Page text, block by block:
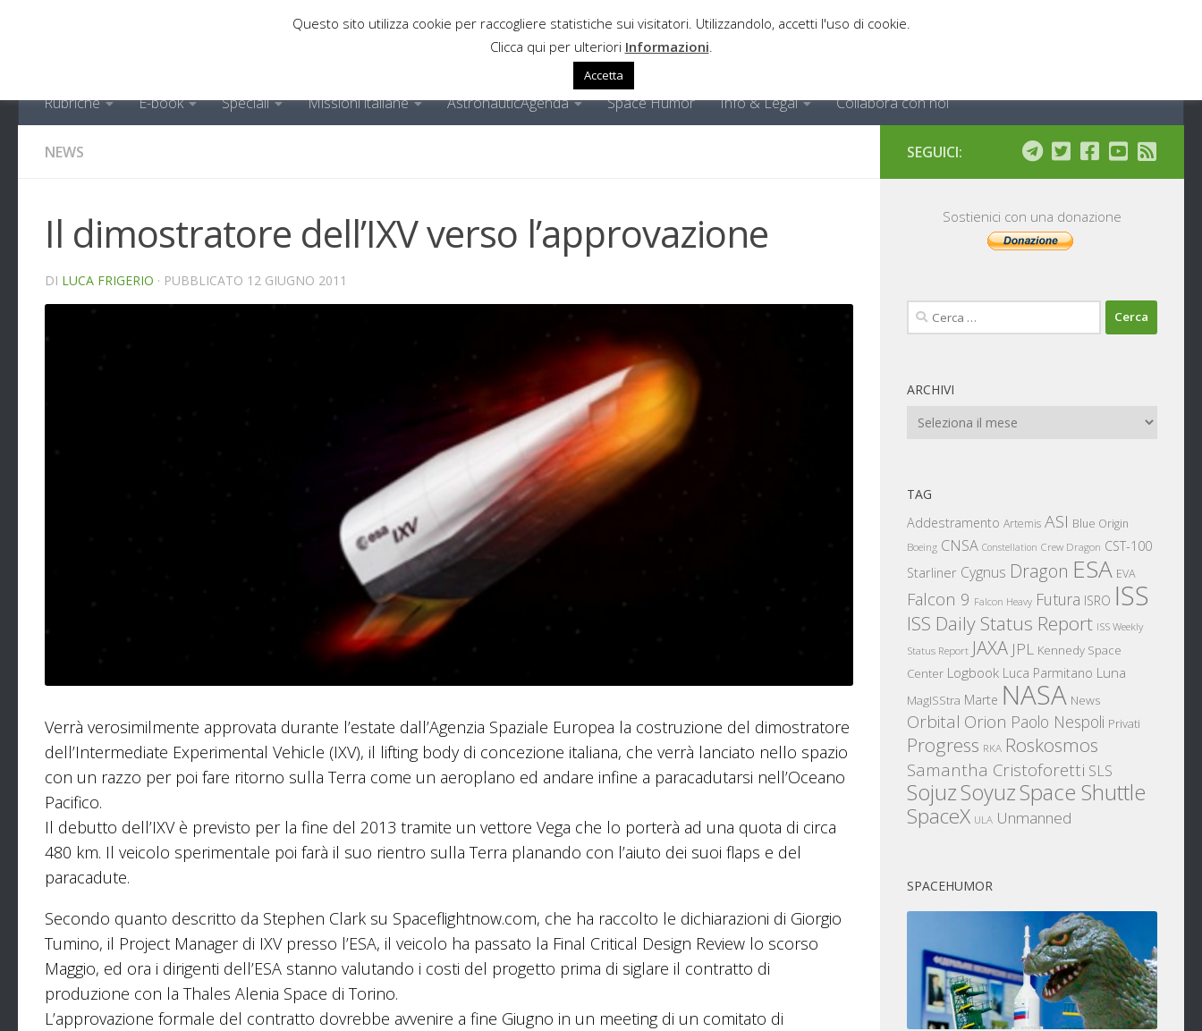
Rubriche E-book Speciali Missioni italiane AstronauticAgenda Space Humor Info & Legal Collabora con noi
NEWS
Il dimostratore dell’IXV verso l’approvazione
DI LUCA FRIGERIO · PUBBLICATO 12 GIUGNO 2011
Verrà verosimilmente approvata durante l’estate dall’Agenzia Spaziale Europea la costruzione del dimostratore
dell’Intermediate Experimental Vehicle (IXV), il lifting body di concezione italiana, che verrà lanciato nello spazio
con un razzo per poi fare ritorno sulla Terra come un aeroplano ed andare infine a paracadutarsi nell’Oceano
Pacifico.
Il debutto dell’IXV è previsto per la fine del 2013 tramite un vettore Vega che lo porterà ad una quota di circa
480 km. Il veicolo sperimentale poi farà il suo rientro sulla Terra planando con l’aiuto dei suoi flaps e del
paracadute.
Secondo quanto descritto da Stephen Clark su Spaceflightnow.com, che ha raccolto le dichiarazioni di Giorgio
Tumino, il Project Manager di IXV presso l’ESA, il veicolo ha passato la Final Critical Design Review lo scorso
Maggio, ed ora i dirigenti dell’ESA stanno valutando i costi del progetto prima di siglare il contratto di
produzione con la Thales Alenia Space di Torino.
L’approvazione formale del contratto dovrebbe avvenire a fine Giugno in un meeting di un comitato di
SEGUICI:
Sostienici con una donazione
Ricerca
per:
ARCHIVI
Archivi
TAG
Addestramento Artemis ASI Blue Origin
Boeing CNSA Constellation Crew Dragon CST-100
Starliner Cygnus Dragon ESA EVA
Falcon 9 Falcon Heavy Futura ISRO ISS
ISS Daily Status Report ISS Weekly
Status Report JAXA JPL Kennedy Space
Center Logbook Luca Parmitano Luna
MagISStra Marte NASA News
Orbital Orion Paolo Nespoli Privati
Progress RKA Roskosmos
Samantha Cristoforetti SLS
SojuzSoyuzSpace Shuttle
SpaceX ULA Unmanned
SPACEHUMOR
Questo sito utilizza cookie per raccogliere statistiche sui visitatori. Utilizzandolo, accetti l'uso di cookie.
Clicca qui per ulteriori Informazioni
Accetta